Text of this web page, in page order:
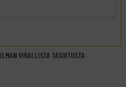
ILMAN VIRALLISTA TASOITUSTA